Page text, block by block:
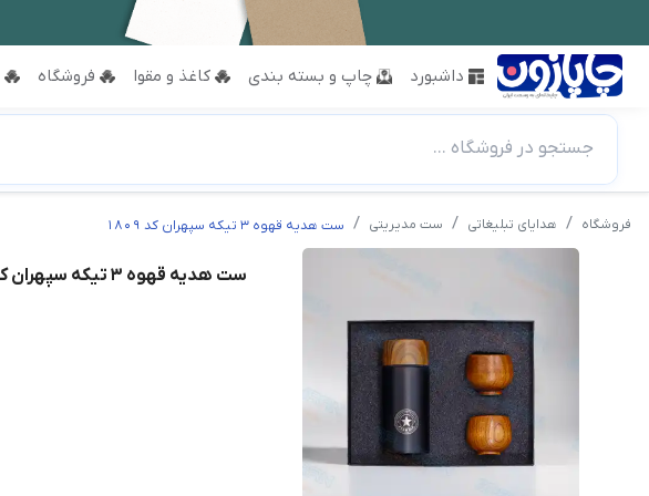
داشبورد چاپ و بسته بندی کاغذ و مقوا فروشگاه
جستجو در فروشگاه ...
فروشگاه هدایای تبلیغاتی ست مدیریتی ست هدیه قهوه 3 تیکه سپهران کد 1809
ست هدیه قهوه 3 تیکه سپهران کد 1809